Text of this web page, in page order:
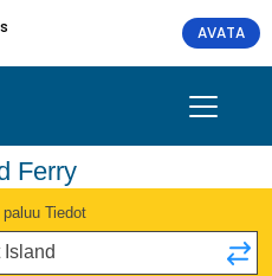
AVATA
Ferry
paluu Tiedot